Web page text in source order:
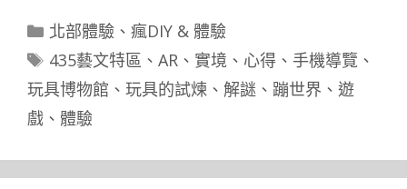
分
類
北部體驗 、 瘋DIY & 體驗
標
籤
435藝文特區 、 AR 、 實境 、 心得、 手機導覽 、
玩具博物館 、 玩具的試煉 、 解謎 、 蹦世界 、 遊
戲 、 體驗